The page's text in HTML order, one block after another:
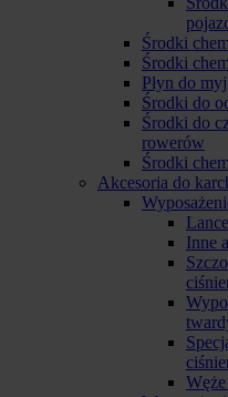
Środki
Środki
Płyn do
Środki do
Środki do
rowerów
Środki
Akcesoria do
Inne